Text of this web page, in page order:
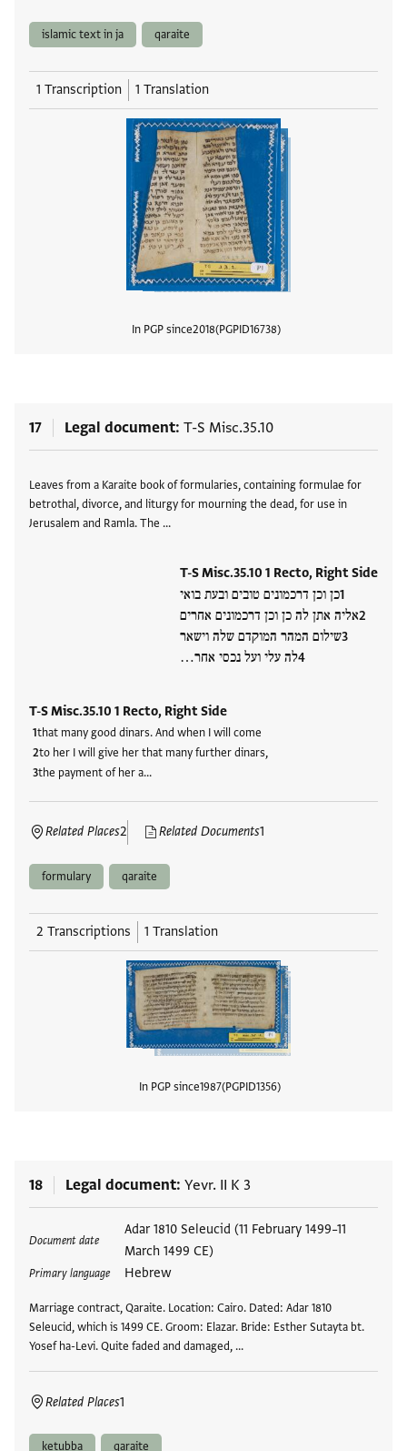
islamic text in ja qaraite
1 Transcription 1 Translation
In PGP since2018 PGPID16738
17 Legal document T-S Misc.35.10
Leaves from a Karaite book of formularies, containing formulae for
betrothal, divorce, and liturgy for mourning the dead, for use in
Jerusalem and Ramla. The …
T-S Misc.35.10 1 Recto, Right Side
כן וכן דרכמונים טובים ובעת בואי
אליה אתן לה כן וכן דרכמונים אחרים
שילום המהר המוקדם שלה וישאר
לה עלי ועל נכסי אחר…
T-S Misc.35.10 1 Recto, Right Side
that many good dinars. And when I will come
to her I will give her that many further dinars,
the payment of her a…
Related Places2 Related Documents1
formulary qaraite
2 Transcriptions 1 Translation
In PGP since1987 PGPID1356
18 Legal document Yevr. II K 3
Document date
Adar 1810 Seleucid (11 February 1499–11
March 1499 CE)
Primary language Hebrew
Marriage contract, Qaraite. Location: Cairo. Dated: Adar 1810
Seleucid, which is 1499 CE. Groom: Elazar. Bride: Esther Sutayta bt.
Yosef ha-Levi. Quite faded and damaged, …
Related Places1
ketubba qaraite